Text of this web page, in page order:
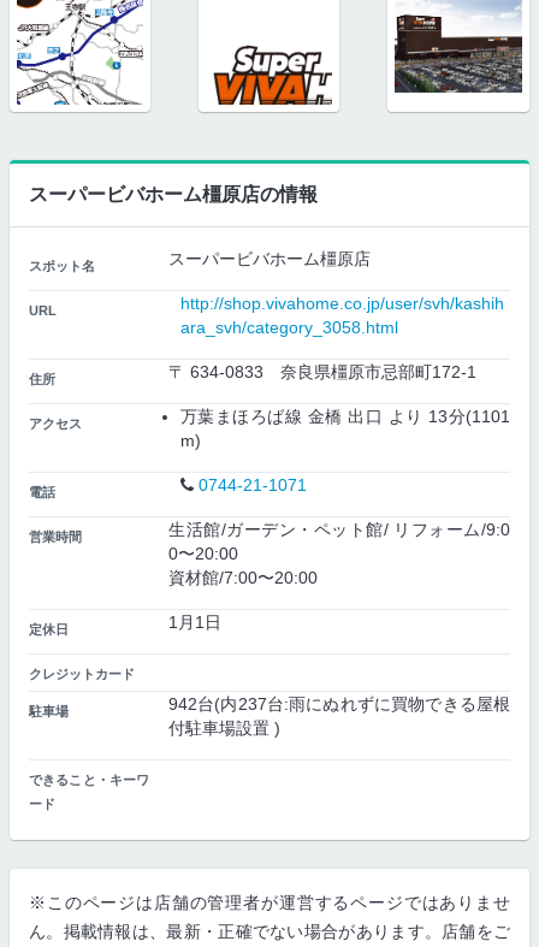
スーパービバホーム橿原店の情報
スポット名 スーパービバホーム橿原店
URL
http://shop.vivahome.co.jp/user/svh/kashih
ara_svh/category_3058.html
住所 〒 634-0833 奈良県橿原市忌部町172-1
アクセス
万葉まほろば線 金橋 出口 より 13分(1101
m)
電話 0744-21-1071
営業時間
生活館/ガーデン・ペット館/ リフォーム/9:0
0〜20:00
資材館/7:00〜20:00
定休日 1月1日
クレジットカード
駐車場
942台(内237台:雨にぬれずに買物できる屋根
付駐車場設置 )
できること・キーワ
ード
※このページは店舗の管理者が運営するページではありませ
ん。掲載情報は、最新・正確でない場合があります。店舗をご